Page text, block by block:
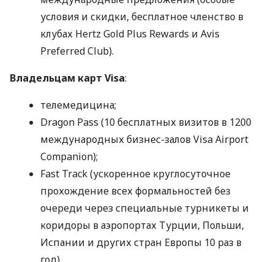
условия и скидки, бесплатное членство в
клубах Hertz Gold Plus Rewards и Avis
Preferred Club).
Владельцам карт Visa:
телемедицина;
Dragon Pass (10 бесплатных визитов в 1200
международных бизнес-залов Visa Airport
Companion);
Fast Track (ускоренное круглосуточное
прохождение всех формальностей без
очереди через специальные турникеты и
коридоры в аэропортах Турции, Польши,
Испании и других стран Европы 10 раз в